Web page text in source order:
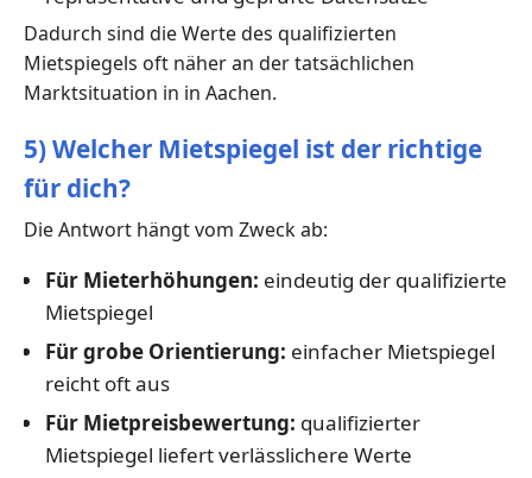
Dadurch sind die Werte des qualifizierten
Mietspiegels oft näher an der tatsächlichen
Marktsituation in in Aachen.
5) Welcher Mietspiegel ist der richtige
für dich?
Die Antwort hängt vom Zweck ab:
Für Mieterhöhungen: eindeutig der qualifizierte
Mietspiegel
Für grobe Orientierung: einfacher Mietspiegel
reicht oft aus
Für Mietpreisbewertung: qualifizierter
Mietspiegel liefert verlässlichere Werte